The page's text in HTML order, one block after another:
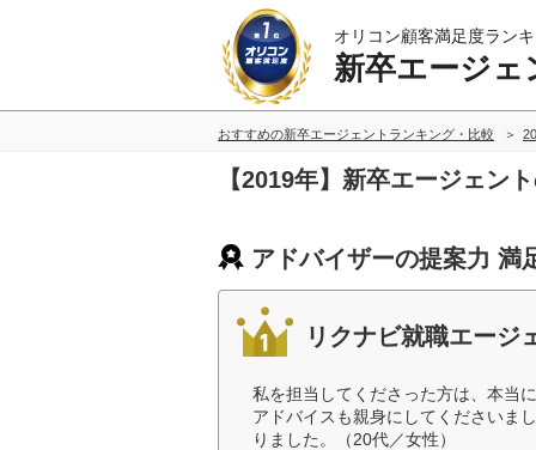
オリコン顧客満足度ラン
新卒エージェ
おすすめの新卒エージェントランキング・比較
【2019年】新卒エージェン
アドバイザーの提案力 満
リクナビ就職エージ
私を担当してくださった方は、本当
アドバイスも親身にしてくださいま
りました。（20代／女性）